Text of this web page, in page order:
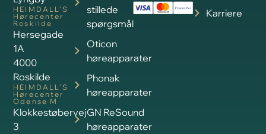
HEIMDALL’S
Hørecenter
Roskilde
Hersegade
1A
4000
Roskilde
HEIMDALL’S
Hørecenter
Odense M
Klokkestøbervej
3
Karriere
stillede
spørgsmål
Oticon
høreapparater
Phonak
høreapparater
GN ReSound
høreapparater